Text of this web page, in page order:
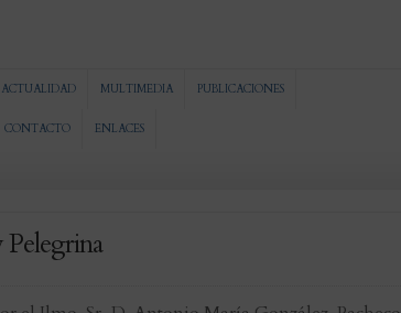
ACTUALIDAD MULTIMEDIA PUBLICACIONES
CONTACTO ENLACES
Pelegrina